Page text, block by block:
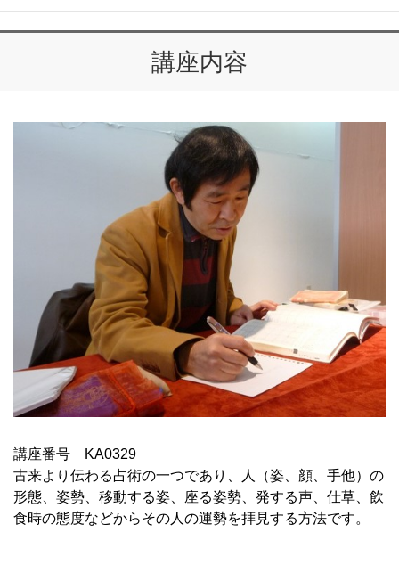
講座内容
講座番号 KA0329
古来より伝わる占術の一つであり、人（姿、顔、手他）の
形態、姿勢、移動する姿、座る姿勢、発する声、仕草、飲
食時の態度などからその人の運勢を拝見する方法です。